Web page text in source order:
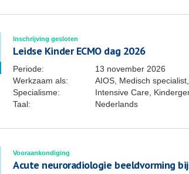
Inschrijving gesloten
Leidse Kinder ECMO dag 2026
Periode:
13 november 2026
Werkzaam als:
AIOS, Medisch
Specialisme:
Intensive Care,
Taal:
Nederlands
Vooraankondiging
Acute neuroradiologie beeldvorming